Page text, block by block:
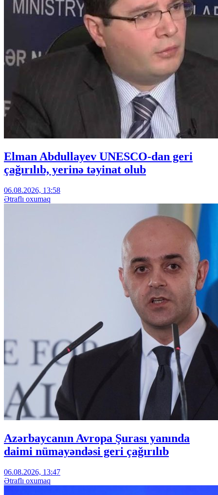
Elman Abdullayev UNESCO-dan geri
çağırılıb, yerinə təyinat olub
06.08.2026, 13:58
Ətraflı oxumaq
Azərbaycanın Avropa Şurası yanında
daimi nümayəndəsi geri çağırılıb
06.08.2026, 13:47
Ətraflı oxumaq